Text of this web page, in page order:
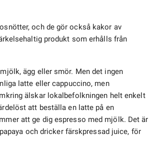
och de gör också kakor av
produkt som erhålls från
ägg eller smör. Men det ingen
latte eller cappuccino, men
älskar lokalbefolkningen helt enkelt
att beställa en latte på en
att ge dig espresso med mjölk. Det är
och dricker färskpressad juice, för